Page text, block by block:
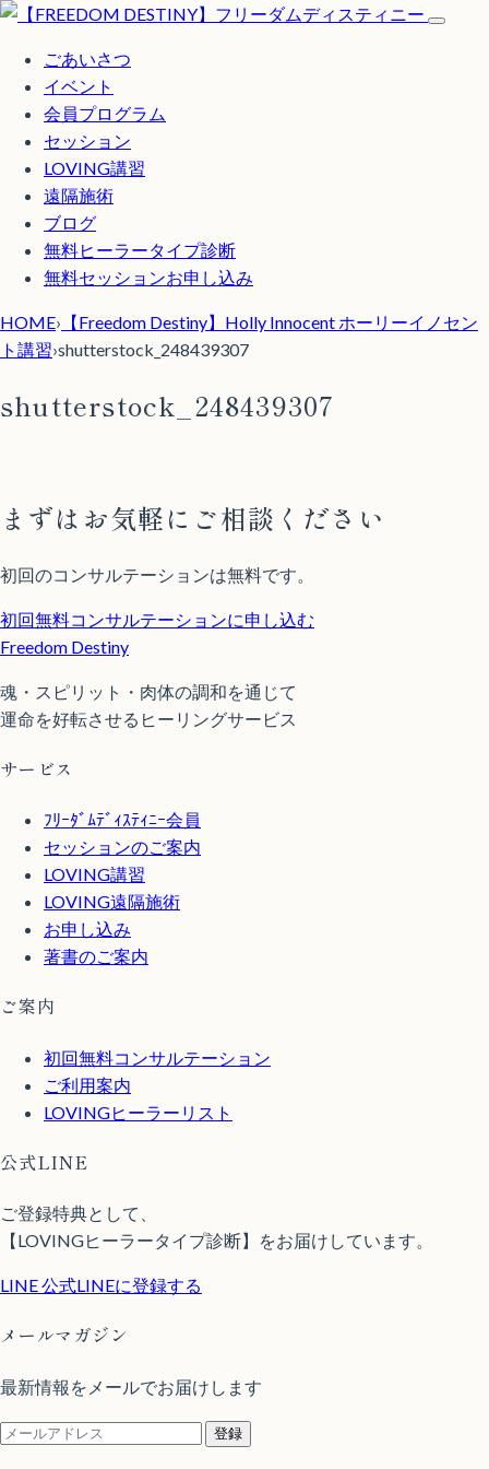
ごあいさつ
イベント
会員プログラム
セッション
LOVING講習
遠隔施術
ブログ
無料ヒーラータイプ診断
無料セッションお申し込み
HOME› 【Freedom Destiny】Holly Innocent ホーリーイノセン
ト講習›shutterstock_248439307
shutterstock_248439307
まずはお気軽にご相談ください
初回のコンサルテーションは無料です。
初回無料コンサルテーションに申し込む
Freedom Destiny
魂・スピリット・肉体の調和を通じて
運命を好転させるヒーリングサービス
サービス
ﾌﾘｰﾀﾞﾑﾃﾞｨｽﾃｨﾆｰ会員
セッションのご案内
LOVING講習
LOVING遠隔施術
お申し込み
著書のご案内
ご案内
初回無料コンサルテーション
ご利用案内
LOVINGヒーラーリスト
公式LINE
ご登録特典として、
【LOVINGヒーラータイプ診断】をお届けしています。
LINE公式LINEに登録する
メールマガジン
最新情報をメールでお届けします
登録